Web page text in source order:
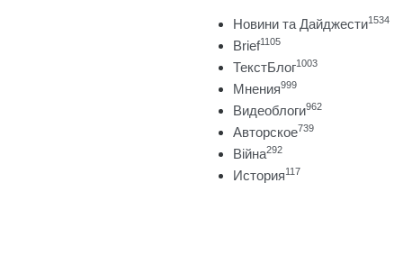
Новини та Дайджести1534
Brief1105
ТекстБлог1003
Мнения999
Видеоблоги962
Авторское739
Війна292
История117